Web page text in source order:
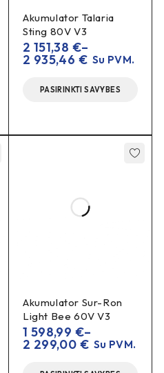
#420 grandinėms; venkite
apsauga/gaubtas nesiliečia
diapazone.
perdavimą?
perdavimo santykį
swingarm’o
Akumulator Talaria
Sting 80V V3
2 151,38 €–
2 935,46 € Su PVM.
PASIRINKTI SAVYBES
Akumulator Sur-Ron
Light Bee 60V V3
1 598,99 €–
2 299,00 € Su PVM.